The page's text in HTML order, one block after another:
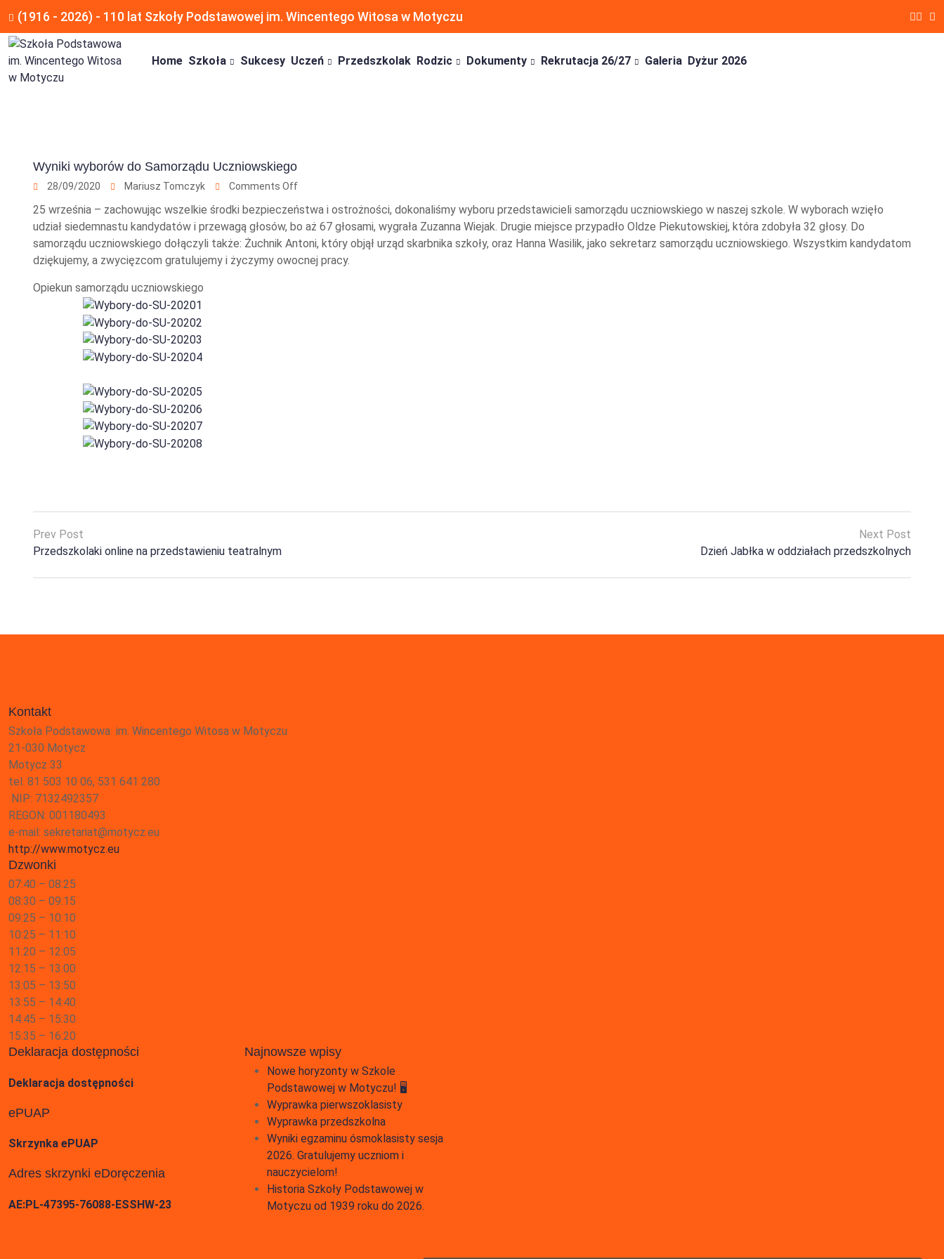
(1916 - 2026) - 110 lat Szkoły Podstawowej im. Wincentego Witosa w Motyczu
Home Szkoła Sukcesy Uczeń Przedszkolak Rodzic Dokumenty Rekrutacja 26/27 Galeria Dyżur 2026
Wyniki wyborów do Samorządu Uczniowskiego
28/09/2020 Mariusz Tomczyk Comments Off
25 września – zachowując wszelkie środki bezpieczeństwa i ostrożności, dokonaliśmy wyboru przedstawicieli samorządu uczniowskiego w naszej szkole. W wyborach wzięło
udział siedemnastu kandydatów i przewagą głosów, bo aż 67 głosami, wygrała Zuzanna Wiejak. Drugie miejsce przypadło Oldze Piekutowskiej, która zdobyła 32 głosy. Do
samorządu uczniowskiego dołączyli także: Żuchnik Antoni, który objął urząd skarbnika szkoły, oraz Hanna Wasilik, jako sekretarz samorządu uczniowskiego. Wszystkim kandydatom
dziękujemy, a zwycięzcom gratulujemy i życzymy owocnej pracy.
Opiekun samorządu uczniowskiego
Prev Post
Przedszkolaki online na przedstawieniu teatralnym
Next Post
Dzień Jabłka w oddziałach przedszkolnych
Kontakt
Szkoła Podstawowa im. Wincentego Witosa w Motyczu
21-030 Motycz
Motycz 33
tel. 81 503 10 06, 531 641 280
NIP: 7132492357
REGON: 001180493
e-mail: sekretariat@motycz.eu
http://www.motycz.eu
Dzwonki
07:40 – 08:25
08:30 – 09:15
09:25 – 10:10
10:25 – 11:10
11:20 – 12:05
12:15 – 13:00
13:05 – 13:50
13:55 – 14:40
14:45 – 15:30
15:35 – 16:20
Deklaracja dostępności
Deklaracja dostępności
ePUAP
Skrzynka ePUAP
Adres skrzynki eDoręczenia
AE:PL-47395-76088-ESSHW-23
Najnowsze wpisy
Nowe horyzonty w Szkole
Podstawowej w Motyczu! 🖥️
Wyprawka pierwszoklasisty
Wyprawka przedszkolna
Wyniki egzaminu ósmoklasisty sesja
2026. Gratulujemy uczniom i
nauczycielom!
Historia Szkoły Podstawowej w
Motyczu od 1939 roku do 2026.